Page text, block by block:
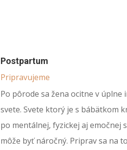
Postpartum
Pripravujeme
Po pôrode sa žena ocitne v úplne
svete. Svete ktorý je s bábätkom
po mentálnej, fyzickej aj emočnej
môže byť náročný. Priprav sa na